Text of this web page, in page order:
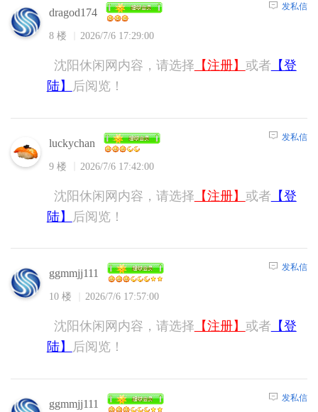
dragod174
8 楼 2026/7/6 17:29:00
发私信
沈阳休闲网内容，请选择 【注册】 或者 【登
陆】
后阅览！
luckychan
9 楼 2026/7/6 17:42:00
发私信
沈阳休闲网内容，请选择 【注册】 或者 【登
陆】
后阅览！
ggmmjj111
10 楼 2026/7/6 17:57:00
发私信
沈阳休闲网内容，请选择 【注册】 或者 【登
陆】
后阅览！
ggmmjj111 发私信